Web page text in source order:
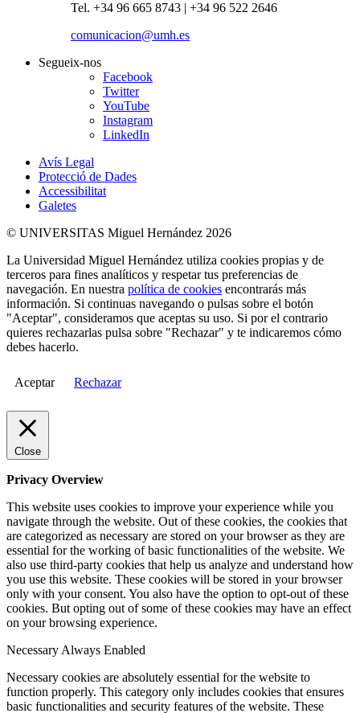
Tel. +34 96 665 8743 | +34 96 522 2646
comunicacion@umh.es
Segueix-nos
Facebook
Twitter
YouTube
Instagram
LinkedIn
Avís Legal
Protecció de Dades
Accessibilitat
Galetes
© UNIVERSITAS Miguel Hernández 2026
La Universidad Miguel Hernández utiliza cookies propias y de
terceros para fines analíticos y respetar tus preferencias de
navegación. En nuestra política de cookies encontrarás más
información. Si continuas navegando o pulsas sobre el botón
"Aceptar", consideramos que aceptas su uso. Si por el contrario
quieres rechazarlas pulsa sobre "Rechazar" y te indicaremos cómo
debes hacerlo.
Aceptar Rechazar
Close
Privacy Overview
This website uses cookies to improve your experience while you
navigate through the website. Out of these cookies, the cookies that
are categorized as necessary are stored on your browser as they are
essential for the working of basic functionalities of the website. We
also use third-party cookies that help us analyze and understand how
you use this website. These cookies will be stored in your browser
only with your consent. You also have the option to opt-out of these
cookies. But opting out of some of these cookies may have an effect
on your browsing experience.
NecessaryAlways Enabled
Necessary cookies are absolutely essential for the website to
function properly. This category only includes cookies that ensures
basic functionalities and security features of the website. These